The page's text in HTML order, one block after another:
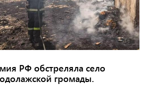
РФ обстреляла село
громады.